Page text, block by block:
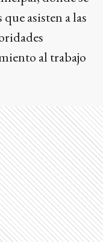
asisten a las
al trabajo